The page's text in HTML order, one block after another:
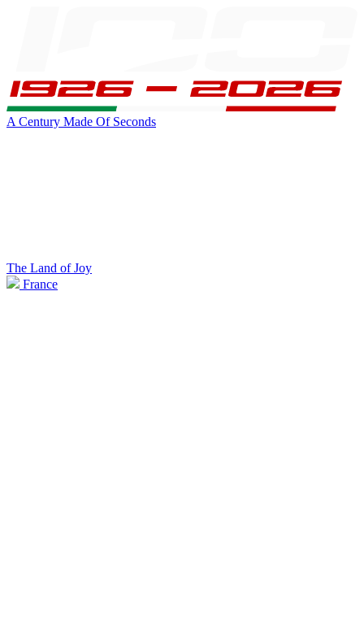
A Century Made Of Seconds
The Land of Joy
France